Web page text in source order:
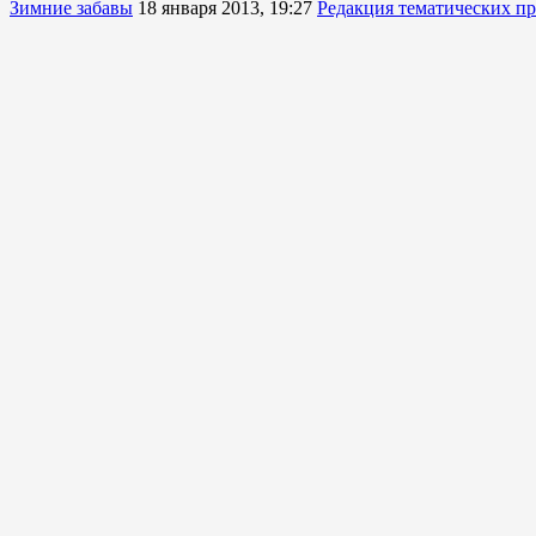
Зимние забавы 18 января 2013, 19:27 Редакция тематических